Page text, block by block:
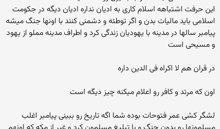
این حرفت اشتباهه اسلام کاری به ادیان نداره ادیان دیگه در جکومت
اسلامی باید مالیات بدن و اگر توطئه و دشمنی کنند با اونها جنگ میشه
پیامبر سالها در مدینه با یهودیان زندگی کرد و اطراف مدینه مملو از یهود
و مسیحی است
در قران هم لا اکراه فی الدین داره
اون که مرتد و کافر رو اعلام میکنه چیز دیگه است
لشگر کشی عمر فتوحات بوده شما اگه تاریخ رو ببینی پیامبر اغلب